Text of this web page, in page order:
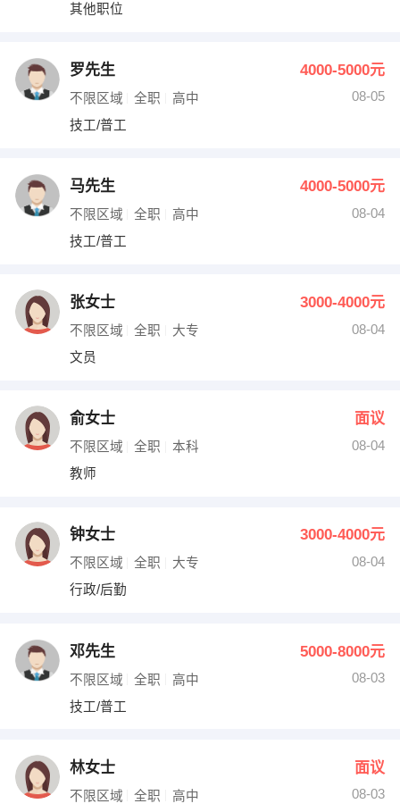
其他职位
罗先生 4000-5000元
不限区域 全职 高中
08-05
技工/普工
马先生 4000-5000元
不限区域 全职 高中
08-04
技工/普工
张女士 3000-4000元
不限区域 全职 大专
08-04
文员
俞女士 面议
不限区域 全职 本科
08-04
教师
钟女士 3000-4000元
不限区域 全职 大专
08-04
行政/后勤
邓先生 5000-8000元
不限区域 全职 高中
08-03
技工/普工
林女士 面议
不限区域 全职 高中
08-03